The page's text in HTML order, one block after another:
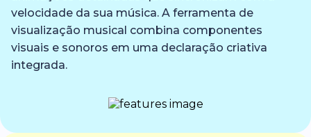
velocidade da sua música. A ferramenta de
visualização musical combina componentes
visuais e sonoros em uma declaração criativa
integrada.